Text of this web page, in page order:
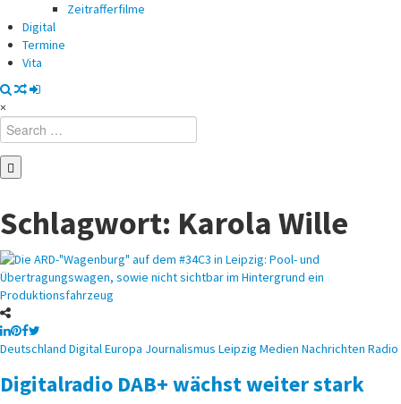
Zeitrafferfilme
Digital
Termine
Vita
×
Search
for:
Schlagwort: Karola Wille
Posted
Deutschland DigitalEuropa Journalismus Leipzig Medien Nachrichten Radio
Digitalradio DAB+ wächst weiter stark